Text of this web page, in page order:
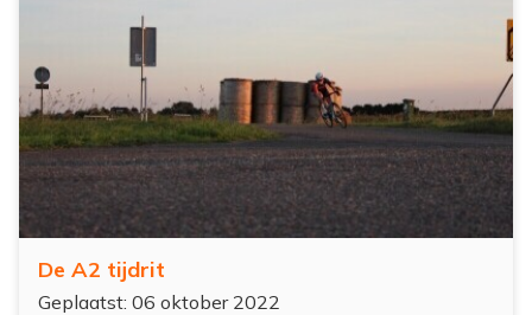
De A2 tijdrit
Geplaatst: 06 oktober 2022